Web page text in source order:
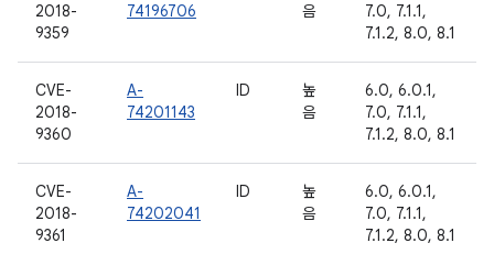
2018-
9359
74196706
음
7.0, 7.1.1,
7.1.2, 8.0, 8.1
CVE-
2018-
9360
A-
74201143
ID
높
음
6.0, 6.0.1,
7.0, 7.1.1,
7.1.2, 8.0, 8.1
CVE-
2018-
9361
A-
74202041
ID
높
음
6.0, 6.0.1,
7.0, 7.1.1,
7.1.2, 8.0, 8.1